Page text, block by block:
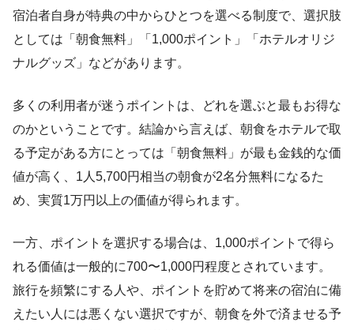
宿泊者自身が特典の中からひとつを選べる制度で、選択肢
としては「朝食無料」「1,000ポイント」「ホテルオリジ
ナルグッズ」などがあります。
多くの利用者が迷うポイントは、どれを選ぶと最もお得な
のかということです。結論から言えば、朝食をホテルで取
る予定がある方にとっては「朝食無料」が最も金銭的な価
値が高く、1人5,700円相当の朝食が2名分無料になるた
め、実質1万円以上の価値が得られます。
一方、ポイントを選択する場合は、1,000ポイントで得ら
れる価値は一般的に700〜1,000円程度とされています。
旅行を頻繁にする人や、ポイントを貯めて将来の宿泊に備
えたい人には悪くない選択ですが、朝食を外で済ませる予